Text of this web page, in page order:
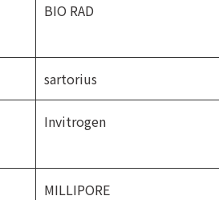
BIO RAD
sartorius
Invitrogen
MILLIPORE